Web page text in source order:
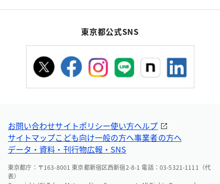
東京都公式SNS
お問い合わせサイトポリシー使い方ヘルプ
サイトマップこども向け一般の方へ事業者の方へ
データ・資料・刊行物広報・SNS
東京都庁：〒163-8001 東京都新宿区西新宿2-8-1 電話：03-5321-1111（代
表）